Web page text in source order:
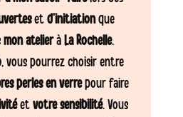
etd’initiationque
mon atelieràLa Rochelle.
, vous pourrez choisir entre
perles en verrepour faire
et votre sensibilité. Vous